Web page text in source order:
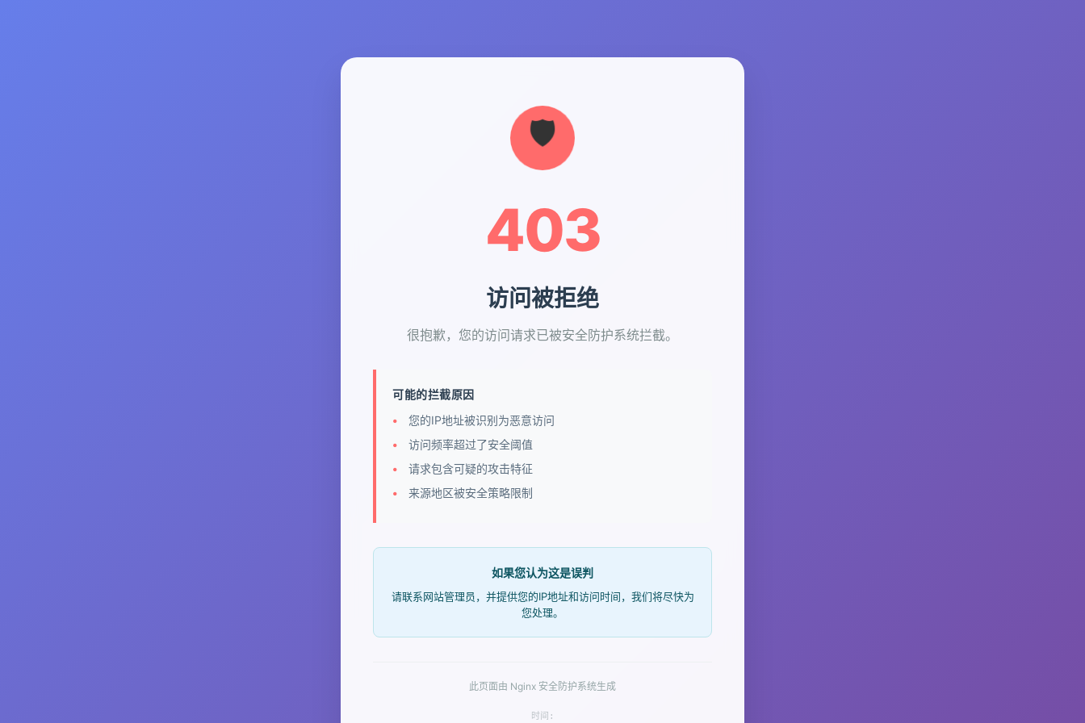
403
访问被拒绝
很抱歉，您的访问请求已被安全防护系统拦截。
可能的拦截原因
您的IP地址被识别为恶意访问
访问频率超过了安全阈值
请求包含可疑的攻击特征
来源地区被安全策略限制
如果您认为这是误判
请联系网站管理员，并提供您的IP地址和访问时间，我们将尽快为
您处理。
此页面由 Nginx 安全防护系统生成
时间: